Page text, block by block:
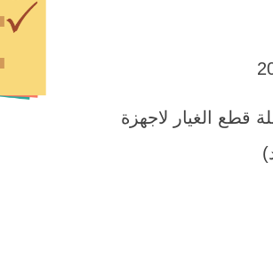
قطع الغيار لاجهزة